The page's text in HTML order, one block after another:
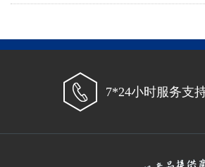
7*24小时服务支